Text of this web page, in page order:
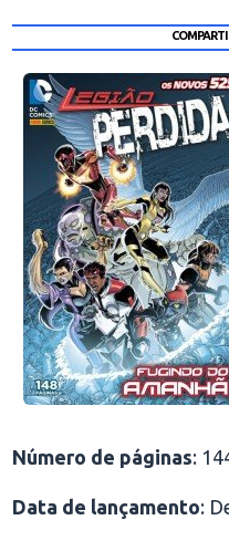
Número de páginas:
Data de lançamento: